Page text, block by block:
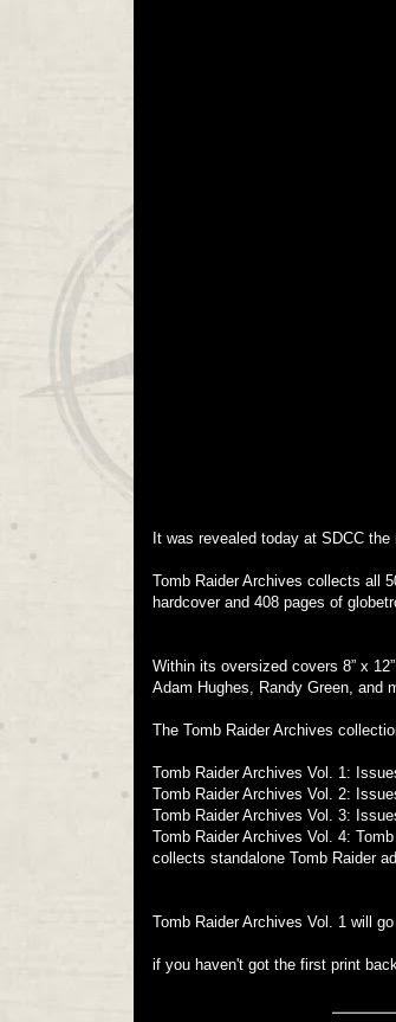
It was revealed today at SDCC
Tomb Raider Archives collects all
hardcover and 408 pages of
Within its oversized covers 8” x
Adam Hughes, Randy Green, and
The Tomb Raider Archives
Tomb Raider Archives Vol. 1:
Tomb Raider Archives Vol. 2:
Tomb Raider Archives Vol. 3:
Tomb Raider Archives Vol. 4:
collects standalone Tomb Raider
Tomb Raider Archives Vol. 1 will
if you haven't got the first print